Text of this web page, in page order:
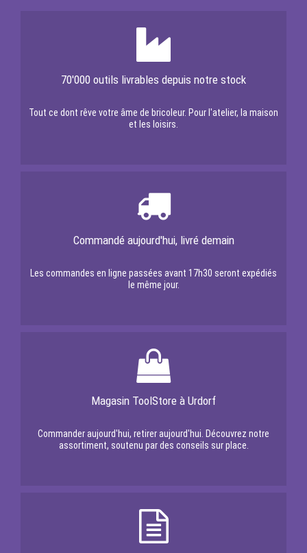
70'000 outils livrables depuis notre stock
Tout ce dont rêve votre âme de bricoleur. Pour l'atelier, la maison
et les loisirs.
Commandé aujourd'hui, livré demain
Les commandes en ligne passées avant 17h30 seront expédiés
le même jour.
Magasin ToolStore à Urdorf
Commander aujourd'hui, retirer aujourd'hui. Découvrez notre
assortiment, soutenu par des conseils sur place.